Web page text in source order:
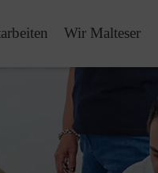
Wir Malteser